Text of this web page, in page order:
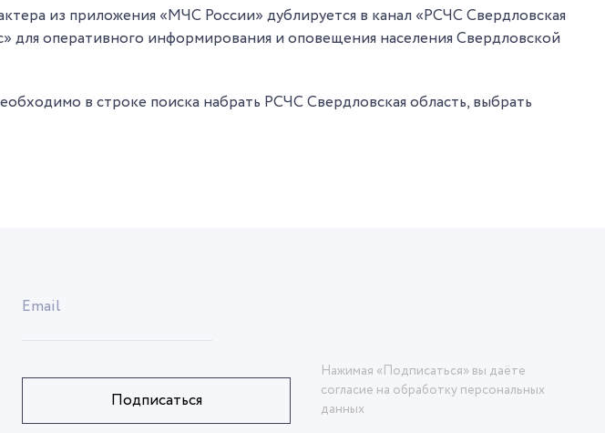
из приложения «МЧС России» дублируется в канал «РСЧС Свердловская
для оперативного информирования и оповещения населения Свердловской
в строке поиска набрать РСЧС Свердловская область, выбрать
Email
Подписаться
Нажимая «Подписаться» вы даёте
согласие на обработку персональных
данных